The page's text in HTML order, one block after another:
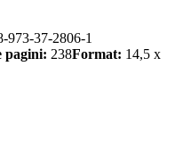
973-37-2806-1
pagini: 238Format: 14,5 x